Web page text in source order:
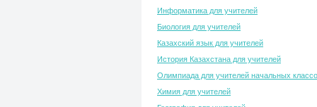
Информатика для учителей
Биология для учителей
Казахский язык для учителей
История Казахстана для учителей
Олимпиада для учителей начальных
Химия для учителей